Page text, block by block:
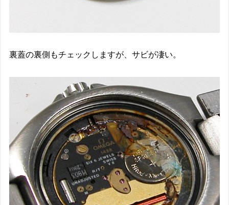
裏蓋の裏側もチェックしますが、サビが凄い。